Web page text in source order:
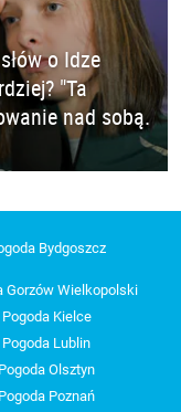
o Idze
"Ta
nad sobą.
Bydgoszcz
Gorzów Wielkopolski
Pogoda Kielce
Pogoda Lublin
Pogoda Olsztyn
Pogoda Poznań